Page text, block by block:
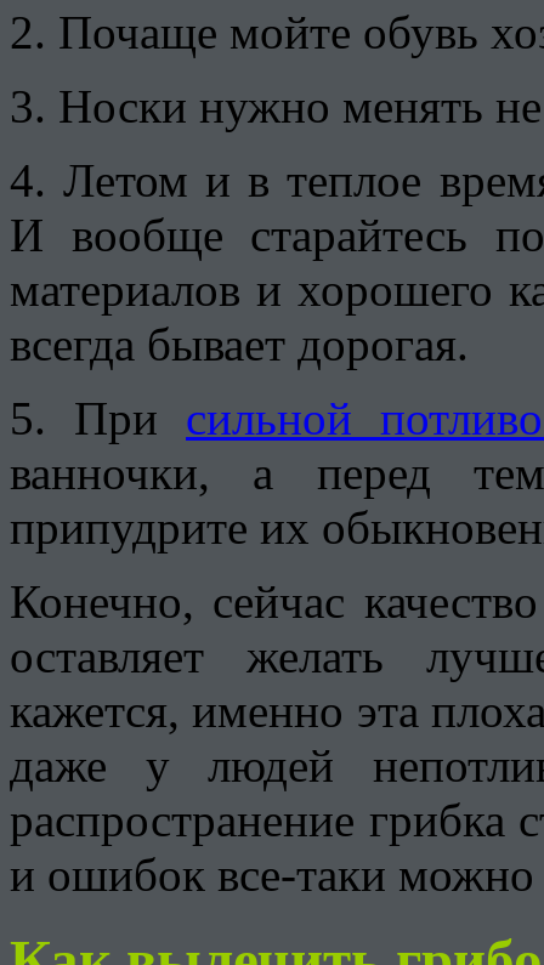
2. Почаще мойте обувь
3. Носки нужно менять
4. Летом и в теплое
И вообще старайтесь
материалов и хорошего
всегда бывает дорогая.
5. При сильной
ванночки, а перед
припудрите их
Конечно, сейчас
оставляет желать
кажется, именно эта
даже у людей
распространение
и ошибок все-таки